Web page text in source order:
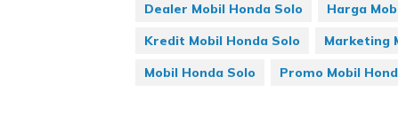
Dealer Mobil Honda Solo Harga
Kredit Mobil Honda Solo
Marketing
Mobil Honda Solo
Promo Mobil